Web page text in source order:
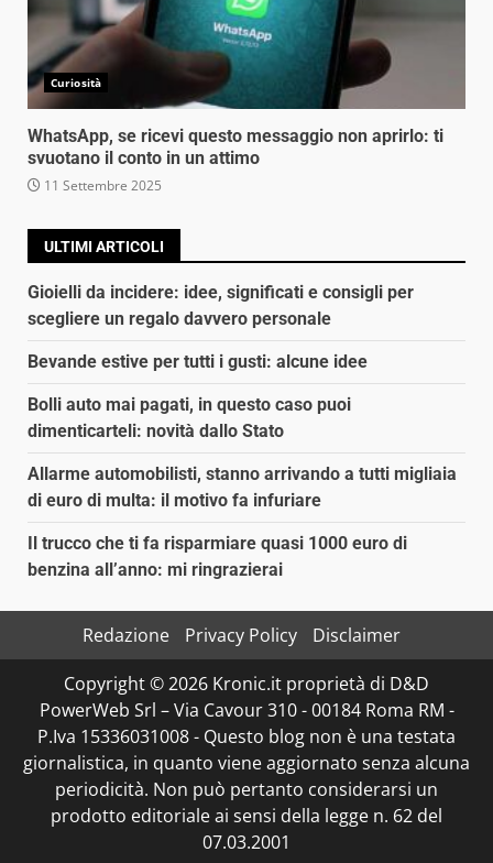
Curiosità
WhatsApp, se ricevi questo messaggio non aprirlo: ti
svuotano il conto in un attimo
11 Settembre 2025
ULTIMI ARTICOLI
Gioielli da incidere: idee, significati e consigli per
scegliere un regalo davvero personale
Bevande estive per tutti i gusti: alcune idee
Bolli auto mai pagati, in questo caso puoi
dimenticarteli: novità dallo Stato
Allarme automobilisti, stanno arrivando a tutti migliaia
di euro di multa: il motivo fa infuriare
Il trucco che ti fa risparmiare quasi 1000 euro di
benzina all’anno: mi ringrazierai
Redazione Privacy Policy
Disclaimer
Copyright © 2026 Kronic.it proprietà di D&D
PowerWeb Srl – Via Cavour 310 - 00184 Roma RM -
P.Iva 15336031008 - Questo blog non è una testata
giornalistica, in quanto viene aggiornato senza alcuna
periodicità. Non può pertanto considerarsi un
prodotto editoriale ai sensi della legge n. 62 del
07.03.2001